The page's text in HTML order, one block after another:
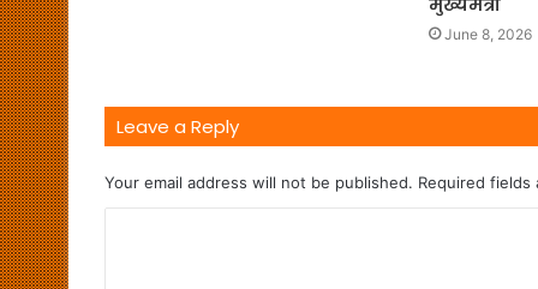
मुख्यमंत्री
June 8, 2026
Leave a Reply
Your email address will not be published. Required fields